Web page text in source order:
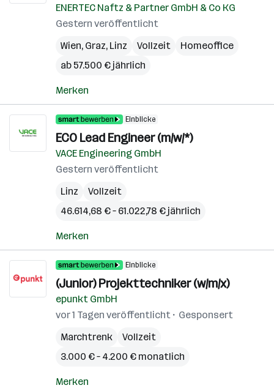
ENERTEC Naftz & Partner GmbH & Co KG
Gestern veröffentlicht
Wien, Graz, Linz Vollzeit
Homeoffice
ab 57.500 € jährlich
Merken
Einblicke
ECO Lead Engineer (m/w/*)
VACE Engineering GmbH
Gestern veröffentlicht
Linz
Vollzeit
46.614,68 € – 61.022,78 € jährlich
Merken
Einblicke
(Junior) Projekttechniker (w/m/x)
epunkt GmbH
vor 1 Tagen veröffentlicht
Gesponsert
Marchtrenk
Vollzeit
3.000 € – 4.200 € monatlich
Merken